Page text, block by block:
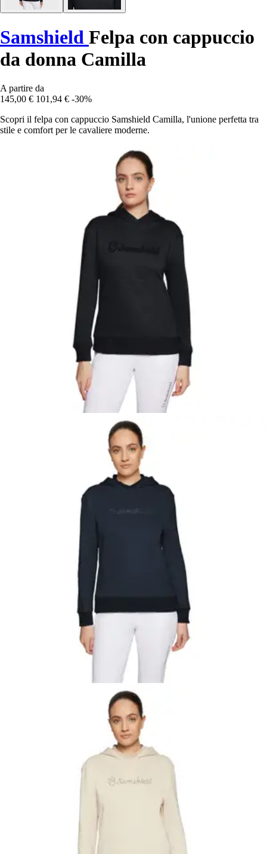
Samshield Felpa con cappuccio
da donna Camilla
A partire da
145,00 € 101,94 € -30%
Scopri il felpa con cappuccio Samshield Camilla, l'unione perfetta tra
stile e comfort per le cavaliere moderne.